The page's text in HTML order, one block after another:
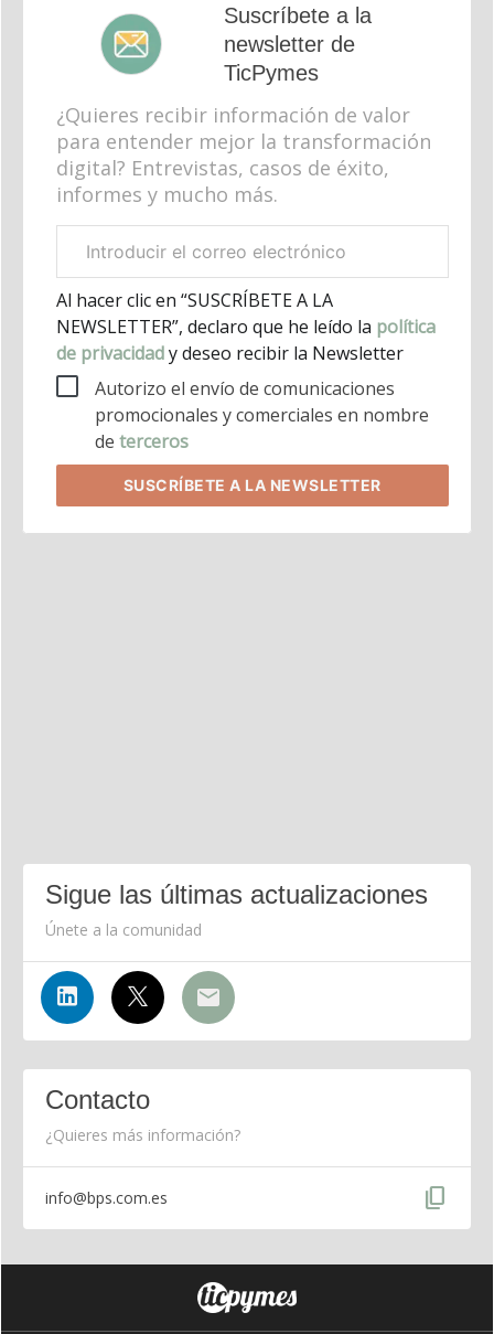
Suscríbete a la
newsletter de
TicPymes
¿Quieres recibir información de valor
para entender mejor la transformación
digital? Entrevistas, casos de éxito,
informes y mucho más.
electrónico
corporativo
Al hacer clic en “SUSCRÍBETE A LA
NEWSLETTER”, declaro que he leído la política
de privacidady deseo recibir la Newsletter
Autorizo el envío de comunicaciones
promocionales y comerciales en nombre
de terceros
SUSCRÍBETE A LA NEWSLETTER
Sigue las últimas actualizaciones
Únete a la comunidad
Contacto
¿Quieres más información?
info@bps.com.es content_copy